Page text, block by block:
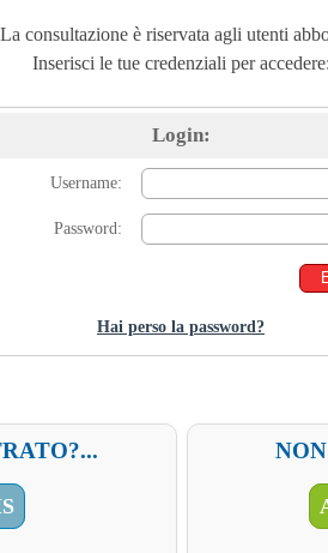
La consultazione è riservata agli utenti
Inserisci le tue credenziali per accedere:
Login:
Username:
Password:
Hai perso la password?